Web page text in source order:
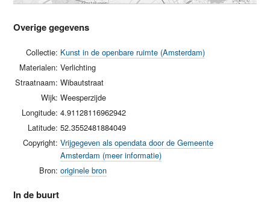
Overige gegevens
Collectie: Kunst in de openbare ruimte (Amsterdam)
Materialen: Verlichting
Straatnaam: Wibautstraat
Wijk: Weesperzijde
Longitude: 4.91128116962942
Latitude: 52.3552481884049
Copyright: Vrijgegeven als opendata door de Gemeente
Amsterdam (meer informatie)
Bron: originele bron
In de buurt